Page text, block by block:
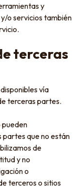
y
o servicios también
terceras
vía
terceras partes.
pueden
partes que no están
de
y no
o
terceros o sitios